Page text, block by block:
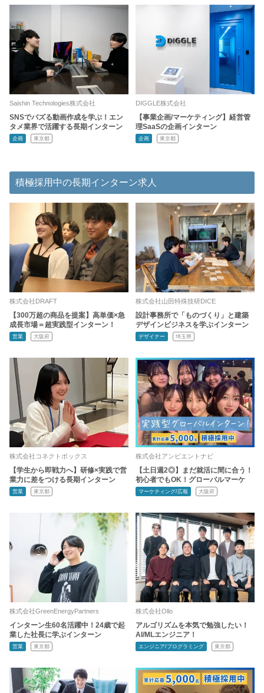
Saishin Technologies株式会社
SNSでバズる動画作成を学ぶ！エン
タメ業界で活躍する長期インターン
企画 東京都
DIGGLE株式会社
【事業企画/マーケティング】経営管
理SaaSの企画インターン
企画 東京都
積極採用中の長期インターン求人
株式会社DRAFT
【300万超の商品を提案】高単価×急
成長市場＝超実践型インターン！
営業 大阪府
株式会社山田特殊技研DICE
設計事務所で「ものづくり」と建築
デザインビジネスを学ぶインターン
デザイナー 埼玉県
株式会社コネクトボックス
【学生から即戦力へ】研修×実践で営
業力に差をつける長期インターン
営業 東京都
株式会社アンビエントナビ
【土日週2◎】まだ就活に間に合う！
初心者でもOK！グローバルマーケ
マーケティング/広報 大阪府
株式会社GreenEnergyPartners
インターン生60名活躍中！24歳で起
業した社長に学ぶインターン
営業 東京都
株式会社Ollo
アルゴリズムを本気で勉強したい！
AI/MLエンジニア！
エンジニア/プログラミング 東京都